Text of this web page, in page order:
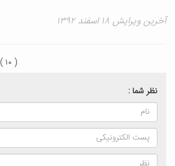
آخرین ویرایش ۱۸ اسفند ۱۳۹۲
( ۱۰ )
نظر شما :